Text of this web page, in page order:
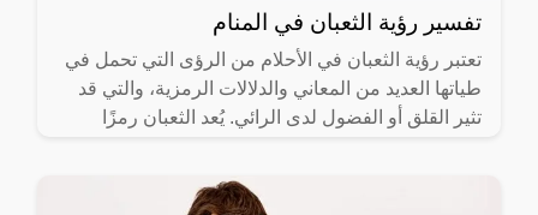
تفسير رؤية الثعبان في المنام
تعتبر رؤية الثعبان في الأحلام من الرؤى التي تحمل في
طياتها العديد من المعاني والدلالات الرمزية، والتي قد
تثير القلق أو الفضول لدى الرائي. يُعد الثعبان رمزًا